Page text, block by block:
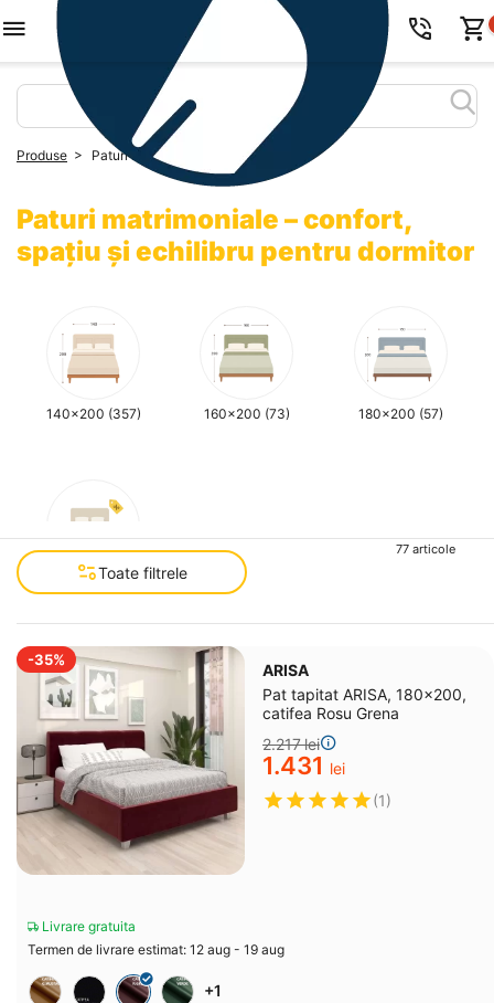
Produse > Paturi matrimoniale
Paturi matrimoniale – confort,
spațiu și echilibru pentru dormitor
140x200 (357) 160x200 (73) 180x200 (57)
Toate filtrele
77 articole
-35%
ARISA
Pat tapitat ARISA, 180x200,
catifea Rosu Grena
2.217lei
1.431 lei
(1)
Livrare gratuita
Termen de livrare estimat: 12 aug - 19 aug
+1